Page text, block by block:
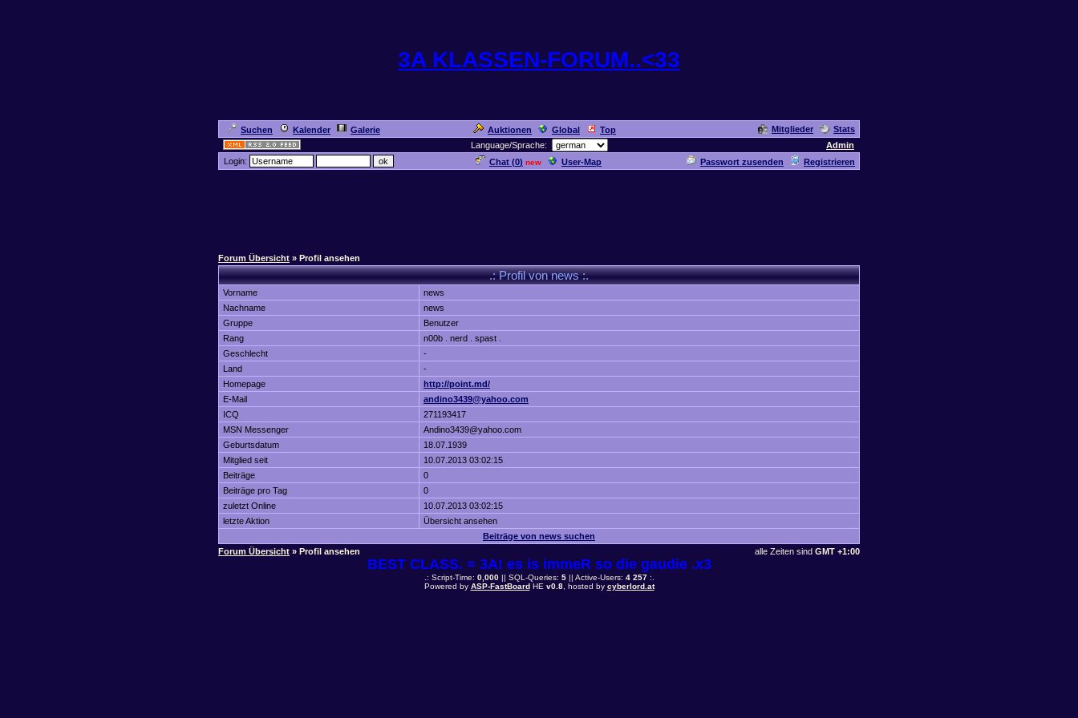
3A KLASSEN-FORUM..<33
Suchen Kalender Galerie Auktionen Global Top Mitglieder
Stats
Language/Sprache:
Admin
Login:
Chat (0) new User-Map Passwort zusenden Registrieren
Forum Übersicht » Profil ansehen
.: Profil von news :.
Vorname
news
Nachname
news
Gruppe
Benutzer
Rang
n00b . nerd . spast .
Geschlecht
-
Land
-
Homepage
http://point.md/
E-Mail
andino3439@yahoo.com
ICQ
271193417
MSN Messenger
Andino3439@yahoo.com
Geburtsdatum
18.07.1939
Mitglied seit
10.07.2013 03:02:15
Beiträge
0
Beiträge pro Tag
0
zuletzt Online
10.07.2013 03:02:15
letzte Aktion
Übersicht ansehen
Beiträge von news suchen
Forum Übersicht » Profil ansehen alle Zeiten sind GMT +1:00
BEST CLASS. = 3A! es is immeR so die gaudie .x3
.: Script-Time: 0,000|| SQL-Queries: 5|| Active-Users: 4 257:.
Powered by ASP-FastBoardHE v0.8, hosted by cyberlord.at